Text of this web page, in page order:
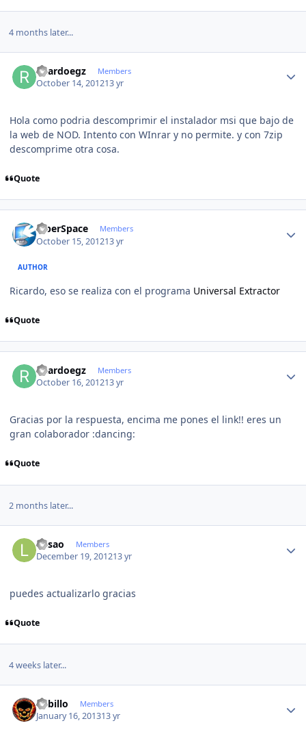
4 months later...
ricardoegz Members
October 14, 201213 yr
Hola como podria descomprimir el instalador msi que bajo de
la web de NOD. Intento con WInrar y no permite. y con 7zip
descomprime otra cosa.
Quote
CiberSpace Members
October 15, 201213 yr
AUTHOR
Ricardo, eso se realiza con el programa Universal Extractor
Quote
ricardoegz Members
October 16, 201213 yr
Gracias por la respuesta, encima me pones el link!! eres un
gran colaborador :dancing:
Quote
2 months later...
luisao Members
December 19, 201213 yr
puedes actualizarlo gracias
Quote
4 weeks later...
Lobillo Members
January 16, 201313 yr